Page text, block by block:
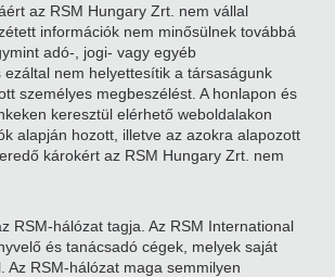
az RSM Hungary Zrt. nem vállal
információk nem minősülnek továbbá
adó-, jogi- vagy egyéb
nem helyettesítik a társaságunk
személyes megbeszélést. A honlapon és
keresztül elérhető weboldalakon
alapján hozott, illetve az azokra alapozott
károkért az RSM Hungary Zrt. nem
RSM-hálózat tagja. Az RSM International
és tanácsadó cégek, melyek saját
Az RSM-hálózat maga semmilyen